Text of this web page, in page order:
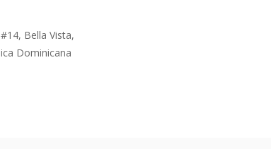
Bella Vista,
Dominicana